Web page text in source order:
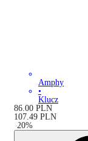
Amphy
•
Klucz
86.00 PLN
107.49 PLN
-20%